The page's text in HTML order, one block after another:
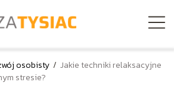
osobisty / Jakie techniki relaksacyjne
stresie?